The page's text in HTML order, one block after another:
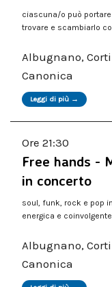
ciascuna/o può
trovare e scambiarlo
Albugnano,
Canonica
Leggi di più →
Ore 21:30
Free hands -
in concerto
soul, funk, rock e pop
energica e coinvolgente
Albugnano,
Canonica